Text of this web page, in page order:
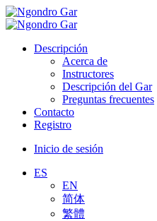
Descripción
Acerca de
Instructores
Descripción del Gar
Preguntas frecuentes
Contacto
Registro
Inicio de sesión
ES
EN
简体
繁體